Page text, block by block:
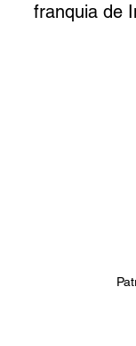
franquia de